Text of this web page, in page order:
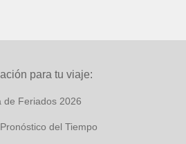
para tu viaje:
de Feriados 2026
del Tiempo